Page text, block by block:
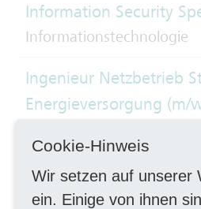
Information Security
Informationstechnologie
Ingenieur Netzbetrieb
Energieversorgung (m/
Instandhalter
Handwerk mechanisch
Cookie-Hinweis
Wir setzen auf unserer
ein. Einige von ihnen